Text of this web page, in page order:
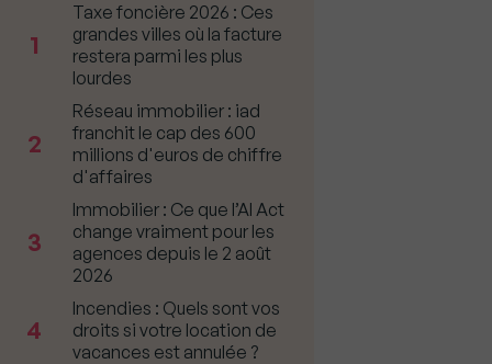
1
Taxe foncière 2026 : Ces
grandes villes où la facture
restera parmi les plus
lourdes
2
Réseau immobilier : iad
franchit le cap des 600
millions d'euros de chiffre
d'affaires
3
Immobilier : Ce que l’AI Act
change vraiment pour les
agences depuis le 2 août
2026
4
Incendies : Quels sont vos
droits si votre location de
vacances est annulée ?